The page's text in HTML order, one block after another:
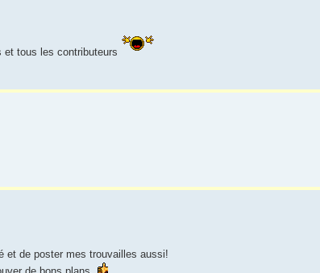
et tous les contributeurs
et de poster mes trouvailles aussi!